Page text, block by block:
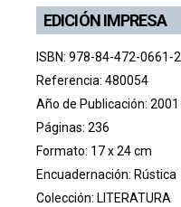
EDICIÓN IMPRESA
ISBN: 978-84-472-0661-2
Referencia: 480054
Año de Publicación: 2001
Páginas: 236
Formato: 17 x 24 cm
Encuadernación: Rústica
Colección: LITERATURA